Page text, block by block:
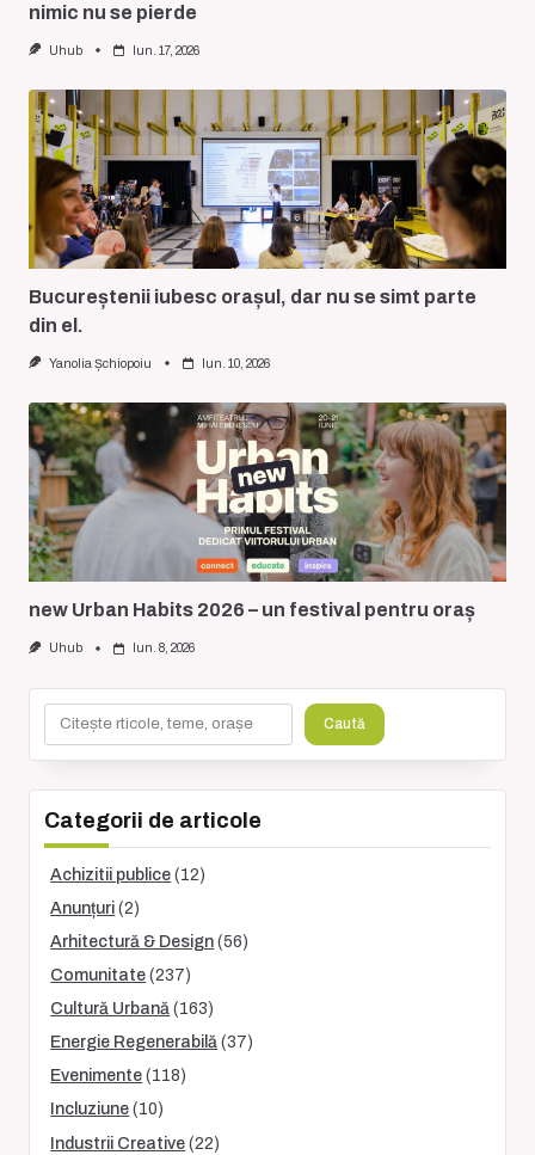
nimic nu se pierde
Uhub Iun. 17, 2026
Bucureștenii iubesc orașul, dar nu se simt parte
din el.
Yanolia Șchiopoiu Iun. 10, 2026
new Urban Habits 2026 – un festival pentru oraș
Uhub Iun. 8, 2026
Caută
Categorii de articole
Achizitii publice (12)
Anunțuri (2)
Arhitectură & Design (56)
Comunitate (237)
Cultură Urbană (163)
Energie Regenerabilă (37)
Evenimente (118)
Incluziune (10)
Industrii Creative (22)